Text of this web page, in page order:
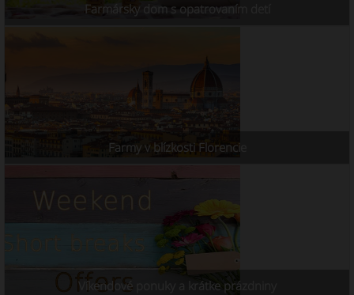
Farmársky dom s opatrovaním detí
Farmy v blízkosti Florencie
Víkendové ponuky a krátke prázdniny